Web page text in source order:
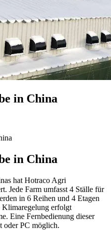
in China
in China
hat Hotraco Agri
Jede Farm umfasst 4 Ställe für
in 6 Reihen und 4 Etagen
Klimaregelung erfolgt
Eine Fernbedienung dieser
oder PC möglich.